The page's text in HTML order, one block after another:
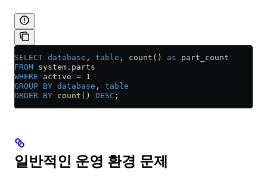
SELECT database , table , count () as part_count
FROM system . parts
WHERE active = 1
GROUP BY database , table
ORDER BY count () DESC ;
일반적인 운영 환경 문제